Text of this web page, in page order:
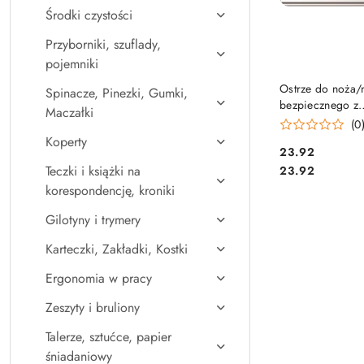
Środki czystości
Przyborniki, szuflady,
pojemniki
Spinacze, Pinezki, Gumki,
Maczałki
Koperty
Teczki i książki na
korespondencję, kroniki
Gilotyny i trymery
Karteczki, Zakładki, Kostki
Ergonomia w pracy
Zeszyty i bruliony
Talerze, sztućce, papier
śniadaniowy
Ostrze do noża/
bezpiecznego z
automatycznym
175 MARTOR
(0)
Cena:
23.92
Cena:
23.92
DO